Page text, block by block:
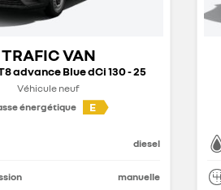
TRAFIC VAN
advance Blue dCi 130 - 25
Véhicule neuf
énergétique
E
diesel
manuelle